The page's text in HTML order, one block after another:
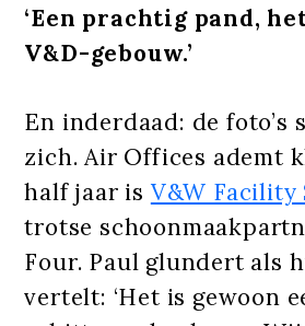
‘Een prachtig pand,
V&D-gebouw.’
En inderdaad: de foto’s
zich. Air Offices ademt
half jaar is V&W
trotse
Four. Paul glundert als
vertelt: ‘Het is gewoon